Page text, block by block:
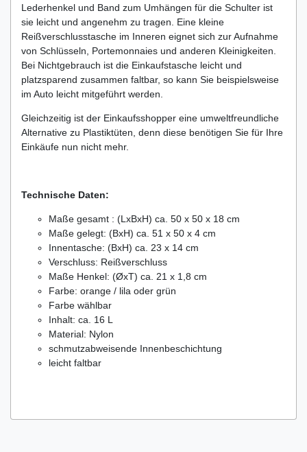
Lederhenkel und Band zum Umhängen für die Schulter ist
sie leicht und angenehm zu tragen. Eine kleine
Reißverschlusstasche im Inneren eignet sich zur Aufnahme
von Schlüsseln, Portemonnaies und anderen Kleinigkeiten.
Bei Nichtgebrauch ist die Einkaufstasche leicht und
platzsparend zusammen faltbar, so kann Sie beispielsweise
im Auto leicht mitgeführt werden.
Gleichzeitig ist der Einkaufsshopper eine umweltfreundliche
Alternative zu Plastiktüten, denn diese benötigen Sie für Ihre
Einkäufe nun nicht mehr.
Technische Daten:
Maße gesamt : (LxBxH) ca. 50 x 50 x 18 cm
Maße gelegt: (BxH) ca. 51 x 50 x 4 cm
Innentasche: (BxH) ca. 23 x 14 cm
Verschluss: Reißverschluss
Maße Henkel: (ØxT) ca. 21 x 1,8 cm
Farbe: orange / lila oder grün
Farbe wählbar
Inhalt: ca. 16 L
Material: Nylon
schmutzabweisende Innenbeschichtung
leicht faltbar